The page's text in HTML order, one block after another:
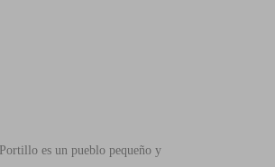
es un pueblo pequeño y